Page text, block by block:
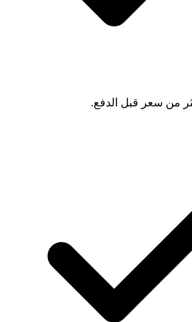
من سعر قبل الدفع.